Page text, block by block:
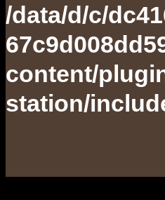
/data/d/c/
content/
station/